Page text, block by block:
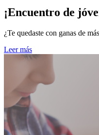
¡Encuentro de
¿Te quedaste con ganas de
Leer más